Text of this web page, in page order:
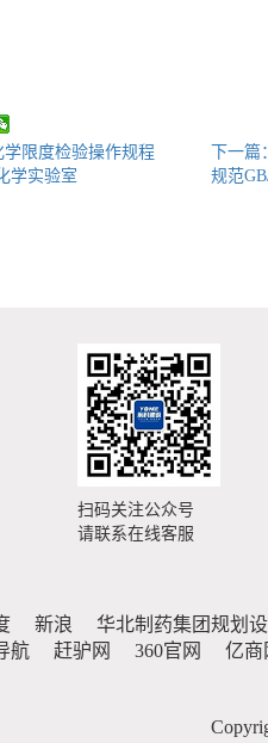
学限度检验操作规程
学实验室
下一篇
规范
扫码关注公众号
请联系在线客服
新浪
华北制药集团规划
航
赶驴网 360官网 亿商